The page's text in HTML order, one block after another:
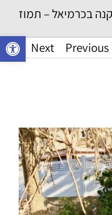
פתח
בכרמיאל – תמוז
Previous
Next